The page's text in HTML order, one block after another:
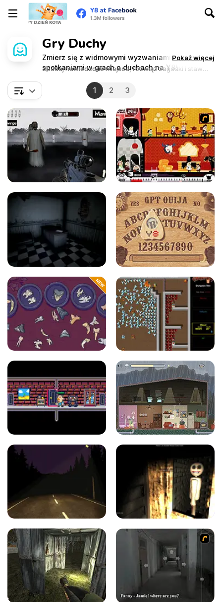
Gry Duchy
Zmierz się z widmowymi wyzwaniami i upiornymi
spotkaniami w grach o duchach na Y8!
Zbadaj nawiedzone miejsca, rozwiąż zagadki i staw
Pokaż więcej
1 2 3